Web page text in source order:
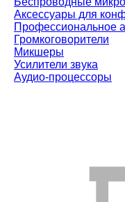
Аксессуары для
Профессиональное
Громкоговорители
Микшеры
Усилители звука
Аудио-процессоры